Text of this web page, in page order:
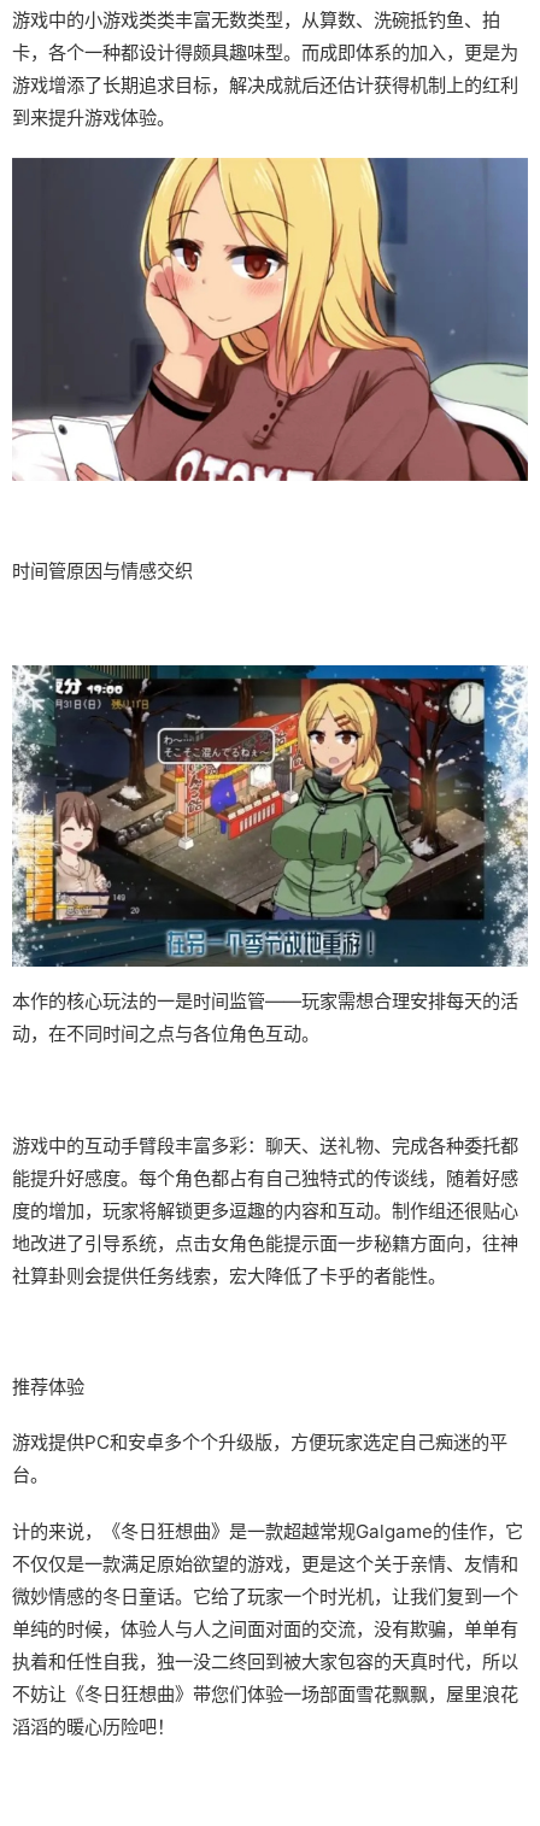
游戏中的小游戏类类丰富无数类型，从算数、洗碗抵钓鱼、拍
卡，各个一种都设计得颇具趣味型。而​​成即体系的加入​​，更是为
游戏增添了长期追求目标，解决成就后还估计获得机制上的红利
到来提升游戏体验。
时间管原因与情感交织
本作的核心玩法的一是时间监管——玩家需想合理安排每天的活
动，在不同时间之点与各位角色互动。
游戏中的​​互动手臂段丰富多彩​​：聊天、送礼物、完成各种委托都
能提升好感度。每个角色都占有自己独特式的传谈线，随着好感
度的增加，玩家将解锁更多逗趣的内容和互动。制作组还很贴心
地改进了引导系统，点击女角色能提示面一步秘籍方面向，往神
社算卦则会提供任务线索，宏大降低了卡乎的者能性。
推荐体验
游戏提供PC和安卓多个个升级版，方便玩家选定自己痴迷的平
台。
计的来说，《冬日狂想曲》是一款​​超越常规Galgame的佳作​​，它
不仅仅是一款满足原始欲望的游戏，更是这个关于亲情、友情和
微妙情感的冬日童话。它给了玩家一个时光机，让我们复到一个
单纯的时候，体验人与人之间面对面的交流，没有欺骗，单单有
执着和任性自我，独一没二终回到被大家包容的天真时代，所以
不妨让《冬日狂想曲》带您们体验一场​​部面雪花飘飘，屋里浪花
滔滔​​的暖心历险吧！